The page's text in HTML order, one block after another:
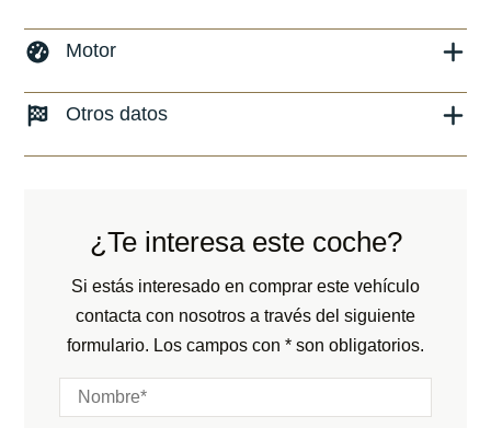
Marca y modelo:
Fecha de matriculación:
Kilómetros:62394KM
Motor
Combustible: Gasolina
Potencia:571 CV
Marchas:
Otros datos
Blanco
Color interior:Negro
Carrocería:N/D
Puertas:
Plazas:
¿Te interesa este coche?
Si estás interesado en comprar este vehículo
contacta con nosotros a través del siguiente
formulario. Los campos con * son obligatorios.